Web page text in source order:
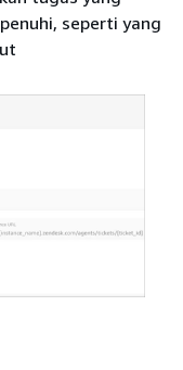
seperti yang